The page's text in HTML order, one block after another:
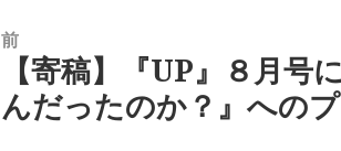
前
の
【寄稿】『UP』８月号
んだったのか？』への